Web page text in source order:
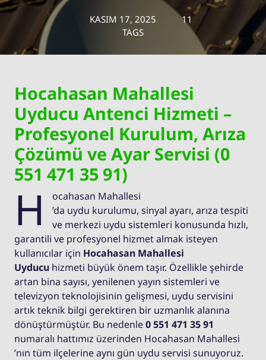
KASIM 17, 2025
11
TAGS
Hocahasan Mahallesi
Uyducu Antenci Hizmeti –
Profesyonel Kurulum, Arıza
Çözümü ve Ayar Servisi (0
551 471 35 91)
H
ocahasan Mahallesi
’da uydu kurulumu, sinyal ayarı, arıza tespiti
ve merkezi uydu sistemleri konusunda hızlı,
garantili ve profesyonel hizmet almak isteyen
kullanıcılar için Hocahasan Mahallesi
Uyducu hizmeti büyük önem taşır. Özellikle şehirde
artan bina sayısı, yenilenen yayın sistemleri ve
televizyon teknolojisinin gelişmesi, uydu servisini
artık teknik bilgi gerektiren bir uzmanlık alanına
dönüştürmüştür. Bu nedenle0 551 471 35 91
numaralı hattımız üzerinden Hocahasan Mahallesi
’nın tüm ilçelerine aynı gün uydu servisi sunuyoruz.